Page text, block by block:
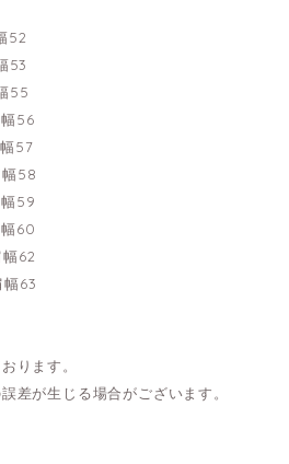
52
53
55
56
57
58
59
60
62
63
ります。
差が生じる場合がございます。